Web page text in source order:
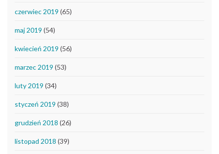
czerwiec 2019 (65)
maj 2019 (54)
kwiecień 2019 (56)
marzec 2019 (53)
luty 2019 (34)
styczeń 2019 (38)
grudzień 2018 (26)
listopad 2018 (39)